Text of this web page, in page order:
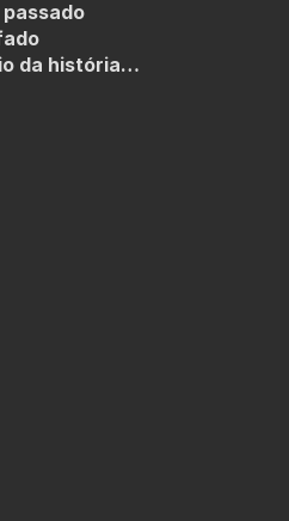
passado
da história…